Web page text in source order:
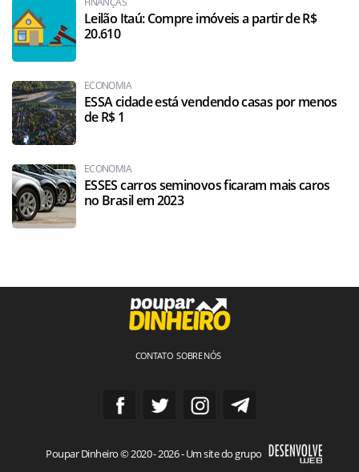
Leilão Itaú: Compre imóveis a partir de R$
20.610
ECONOMIA
ESSA cidade está vendendo casas por menos
de R$ 1
ECONOMIA
ESSES carros seminovos ficaram mais caros
no Brasil em 2023
CONTATO SOBRE NÓS
Poupar Dinheiro © 2020 - 2026 - Um site do grupo